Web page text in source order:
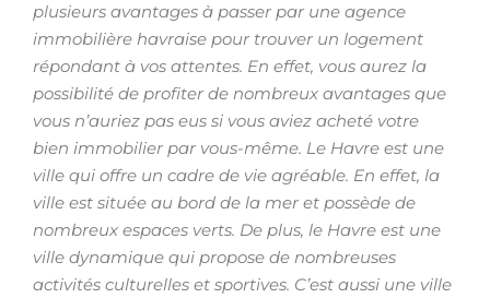
plusieurs avantages à passer par une agence
immobilière havraise pour trouver un logement
répondant à vos attentes. En effet, vous aurez la
possibilité de profiter de nombreux avantages que
vous n’auriez pas eus si vous aviez acheté votre
bien immobilier par vous-même. Le Havre est une
ville qui offre un cadre de vie agréable. En effet, la
ville est située au bord de la mer et possède de
nombreux espaces verts. De plus, le Havre est une
ville dynamique qui propose de nombreuses
activités culturelles et sportives. C’est aussi une ville